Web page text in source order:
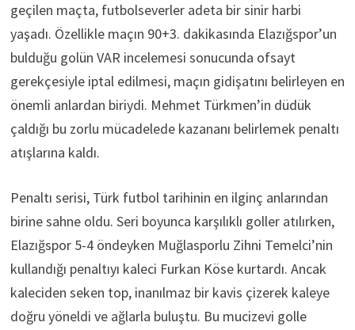
geçilen maçta, futbolseverler adeta bir sinir harbi
yaşadı. Özellikle maçın 90+3. dakikasında Elazığspor’un
bulduğu golün VAR incelemesi sonucunda ofsayt
gerekçesiyle iptal edilmesi, maçın gidişatını belirleyen en
önemli anlardan biriydi. Mehmet Türkmen’in düdük
çaldığı bu zorlu mücadelede kazananı belirlemek penaltı
atışlarına kaldı.
Penaltı serisi, Türk futbol tarihinin en ilginç anlarından
birine sahne oldu. Seri boyunca karşılıklı goller atılırken,
Elazığspor 5-4 öndeyken Muğlasporlu Zihni Temelci’nin
kullandığı penaltıyı kaleci Furkan Köse kurtardı. Ancak
kaleciden seken top, inanılmaz bir kavis çizerek kaleye
doğru yöneldi ve ağlarla buluştu. Bu mucizevi golle